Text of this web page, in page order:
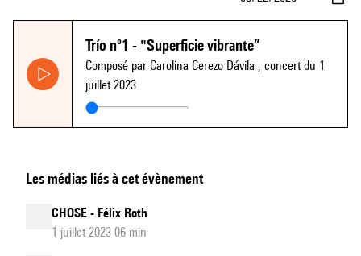
Trío nº1 - "Superficie vibrante”
Composé par Carolina Cerezo Dávila , concert du 1
juillet 2023
Les médias liés à cet évènement
CHOSE - Félix Roth
1 juillet 2023 06 min